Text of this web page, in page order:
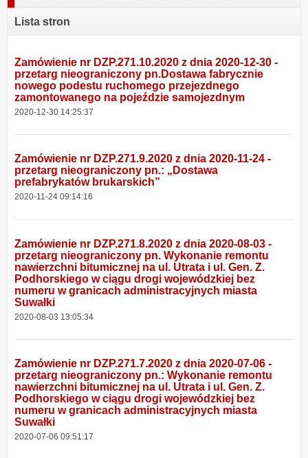
Lista stron
Zamówienie nr DZP.271.10.2020 z dnia 2020-12-30 -
przetarg nieograniczony pn.Dostawa fabrycznie
nowego podestu ruchomego przejezdnego
zamontowanego na pojeździe samojezdnym
2020-12-30 14:25:37
Zamówienie nr DZP.271.9.2020 z dnia 2020-11-24 -
przetarg nieograniczony pn.: „Dostawa
prefabrykatów brukarskich”
2020-11-24 09:14:16
Zamówienie nr DZP.271.8.2020 z dnia 2020-08-03 -
przetarg nieograniczony pn. Wykonanie remontu
nawierzchni bitumicznej na ul. Utrata i ul. Gen. Z.
Podhorskiego w ciągu drogi wojewódzkiej bez
numeru w granicach administracyjnych miasta
Suwałki
2020-08-03 13:05:34
Zamówienie nr DZP.271.7.2020 z dnia 2020-07-06 -
przetarg nieograniczony pn.: Wykonanie remontu
nawierzchni bitumicznej na ul. Utrata i ul. Gen. Z.
Podhorskiego w ciągu drogi wojewódzkiej bez
numeru w granicach administracyjnych miasta
Suwałki
2020-07-06 09:51:17